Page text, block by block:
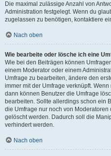
Die maximal zulässige Anzahl von
Administration festgelegt. Wenn du
zugelassen zu benötigen, kontaktiere
Nach oben
Wie bearbeite oder lösche ich eine
Wie bei den Beiträgen können
einem Moderator oder einem
Umfrage zu bearbeiten, ändere den
immer mit der Umfrage verknüpft.
dann können Benutzer die Umfrage
bearbeiten. Sollte allerdings schon ein
die Umfrage nur noch von
gelöscht werden. Dadurch soll die
verhindert werden.
Nach oben